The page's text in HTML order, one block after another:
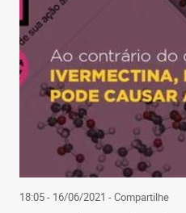
18:05 - 16/06/2021 - Compartilhe